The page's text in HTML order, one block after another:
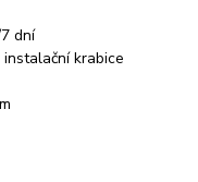
dní
krabice